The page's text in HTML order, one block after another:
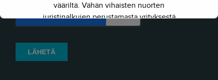
vääriltä. Vähän vihaisten nuorten
juristinalkujen perustamasta yrityksestä
on kasvanut kokenut ja
Siksi julkaisimme uuden nimen ja
verkkosivun. Out with the old - in with